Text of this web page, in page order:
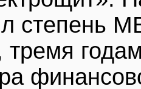
степень
тремя